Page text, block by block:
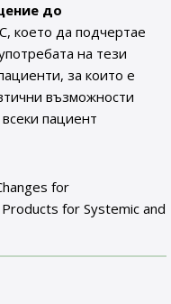
до
което да подчертае
на тези
за които е
възможности
пациент
for
for Systemic and